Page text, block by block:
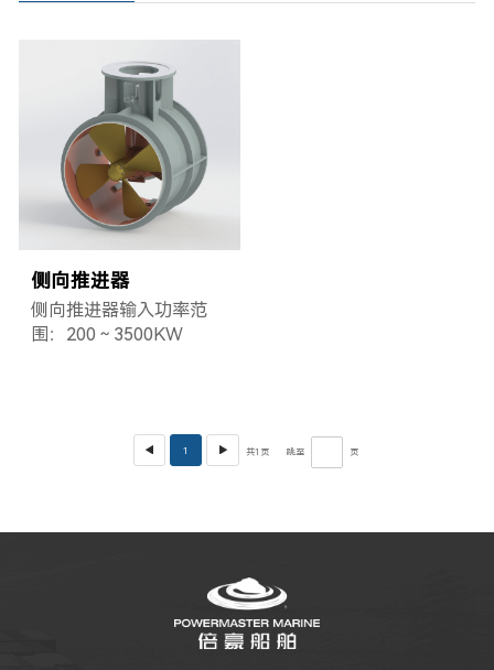
侧向推进器
侧向推进器输入功率范
围：200～3500KW
1 共1 页 跳至 页